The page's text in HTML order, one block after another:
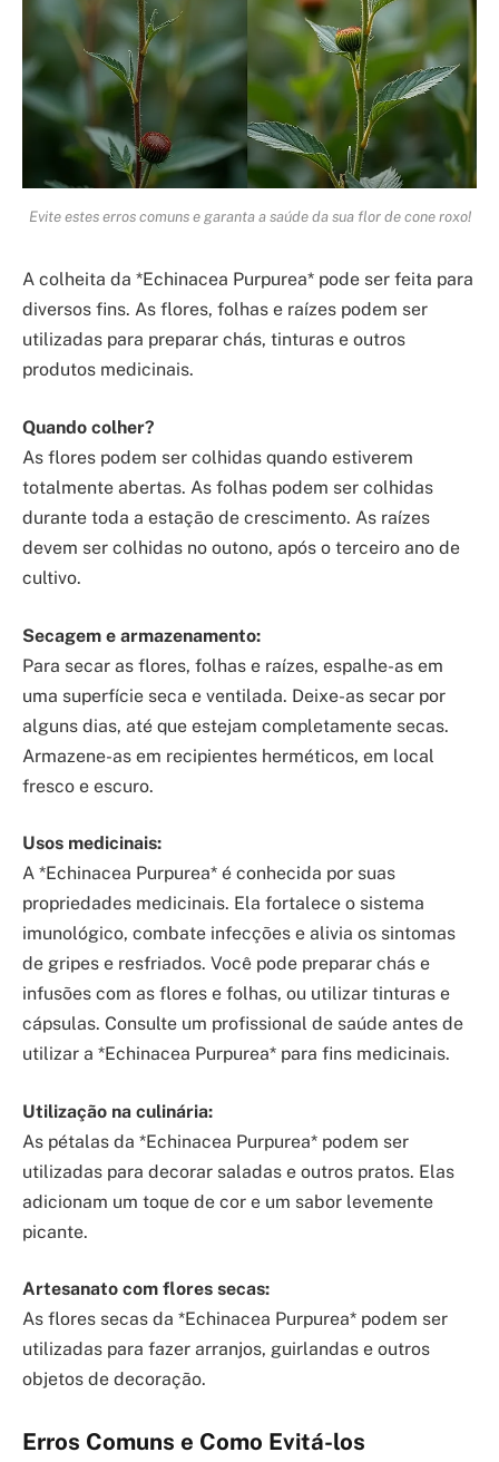
Evite estes erros comuns e garanta a saúde da sua flor de cone roxo!
A colheita da *Echinacea Purpurea* pode ser feita para
diversos fins. As flores, folhas e raízes podem ser
utilizadas para preparar chás, tinturas e outros
produtos medicinais.
Quando colher?
As flores podem ser colhidas quando estiverem
totalmente abertas. As folhas podem ser colhidas
durante toda a estação de crescimento. As raízes
devem ser colhidas no outono, após o terceiro ano de
cultivo.
Secagem e armazenamento:
Para secar as flores, folhas e raízes, espalhe-as em
uma superfície seca e ventilada. Deixe-as secar por
alguns dias, até que estejam completamente secas.
Armazene-as em recipientes herméticos, em local
fresco e escuro.
Usos medicinais:
A *Echinacea Purpurea* é conhecida por suas
propriedades medicinais. Ela fortalece o sistema
imunológico, combate infecções e alivia os sintomas
de gripes e resfriados. Você pode preparar chás e
infusões com as flores e folhas, ou utilizar tinturas e
cápsulas. Consulte um profissional de saúde antes de
utilizar a *Echinacea Purpurea* para fins medicinais.
Utilização na culinária:
As pétalas da *Echinacea Purpurea* podem ser
utilizadas para decorar saladas e outros pratos. Elas
adicionam um toque de cor e um sabor levemente
picante.
Artesanato com flores secas:
As flores secas da *Echinacea Purpurea* podem ser
utilizadas para fazer arranjos, guirlandas e outros
objetos de decoração.
Erros Comuns e Como Evitá-los